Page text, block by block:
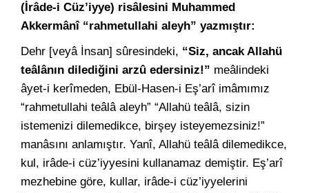
(İrâde-i Cüz’iyye) risâlesini Muhammed
Akkermânî “rahmetullahi aleyh” yazmıştır:
Dehr [veyâ İnsan] sûresindeki, “Siz, ancak Allahü
teâlânın dilediğini arzû edersiniz!” meâlindeki
âyet-i kerîmeden, Ebül-Hasen-i Eş’arî imâmımız
“rahmetullahi teâlâ aleyh” “Allahü teâlâ, sizin
istemenizi dilemedikce, birşey isteyemezsiniz!”
manâsını anlamıştır. Yanî, Allahü teâlâ dilemedikce,
kul, irâde-i cüz’iyyesini kullanamaz demiştir. Eş’arî
mezhebine göre, kullar, irâde-i cüz’iyyelerini